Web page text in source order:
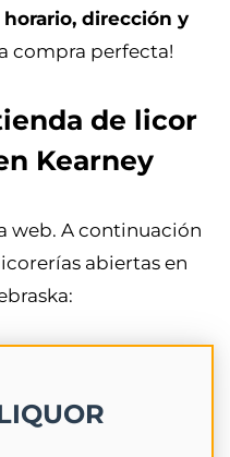
dirección y
compra perfecta!
de licor
Kearney
web. A continuación
abiertas en